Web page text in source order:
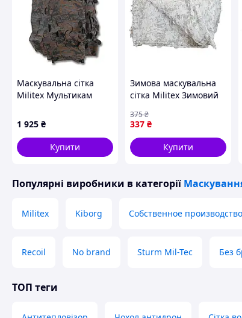
• Надійне кріплення –
регульовані стропи та
• Без втрати зв'язку –
протестовані матеріали:
Маскувальна сітка
Militex Мультикам
кв.м.)
1 925 ₴
Купити
Зимова маскувальна
сітка Militex Зимовий
(площа 7,5 кв.м.)
337 ₴
375₴
Купити
Популярні виробники в категорії
Militex Kiborg Собственное производство
Recoil No brand Sturm Mil-Tec Без
ТОП теги